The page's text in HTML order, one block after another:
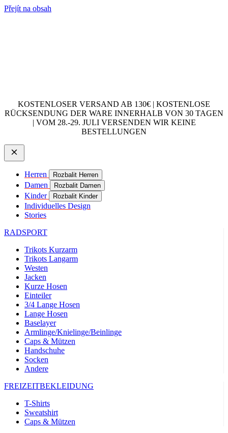
Přejít na obsah
KOSTENLOSER VERSAND AB 130€ | KOSTENLOSE
RÜCKSENDUNG DER WARE INNERHALB VON 30 TAGEN
| VOM 28.-29. JULI VERSENDEN WIR KEINE
BESTELLUNGEN
Herren Rozbalit Herren
Damen Rozbalit Damen
Kinder Rozbalit Kinder
Individuelles Design
Stories
RADSPORT
Trikots Kurzarm
Trikots Langarm
Westen
Jacken
Kurze Hosen
Einteiler
3/4 Lange Hosen
Lange Hosen
Baselayer
Armlinge/Knielinge/Beinlinge
Caps & Mützen
Handschuhe
Socken
Andere
FREIZEITBEKLEIDUNG
T-Shirts
Sweatshirt
Caps & Mützen